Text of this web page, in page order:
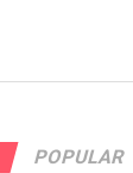
POPULAR